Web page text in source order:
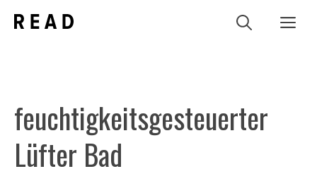
Inhalt
feuchtigkeitsgesteuerter
Lüfter Bad